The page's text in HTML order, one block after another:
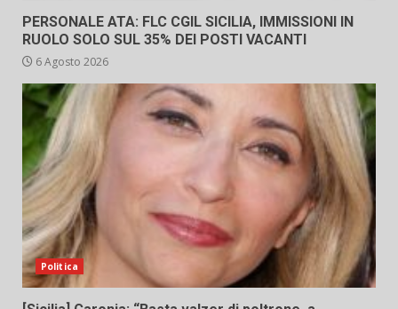
PERSONALE ATA: FLC CGIL SICILIA, IMMISSIONI IN
RUOLO SOLO SUL 35% DEI POSTI VACANTI
6 Agosto 2026
Politica